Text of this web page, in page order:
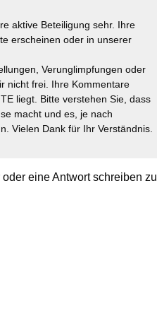
aktive Beteiligung sehr. Ihre
erscheinen oder in unserer
Verunglimpfungen oder
nicht frei. Ihre Kommentare
liegt. Bitte verstehen Sie, dass
macht und es, je nach
Vielen Dank für Ihr Verständnis.
eine Antwort schreiben zu